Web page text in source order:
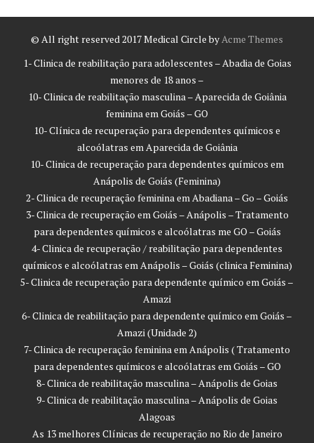
© All right reserved 2017Medical Circle byAcme Themes
1- Clinica de reabilitação para adolescentes – Abadia de Goias
menores de 18 anos –
10- Clinica de reabilitação masculina – Aparecida de Goiânia
feminina em Goiás – GO
10- Clínica de recuperação para dependentes químicos e
alcoólatras em Aparecida de Goiânia
10- Clinica de recuperação para dependentes químicos em
Anápolis de Goiás (Feminina)
2- Clinica de recuperação feminina em Abadiana – Go – Goiás
3- Clinica de recuperação em Goiás – Anápolis – Tratamento
para dependentes químicos e alcoólatras me GO – Goiás
4- Clinica de recuperação / reabilitação para dependentes
químicos e alcoólatras em Anápolis – Goiás (clinica Feminina)
5- Clinica de recuperação para dependente químico em Goiás –
Amazi
6- Clinica de reabilitação para dependente químico em Goiás –
Amazi (Unidade 2)
7- Clinica de recuperação feminina em Anápolis ( Tratamento
para dependentes químicos e alcoólatras em Goiás – GO
8- Clinica de reabilitação masculina – Anápolis de Goias
9- Clinica de reabilitação masculina – Anápolis de Goias
Alagoas
As 13 melhores Clínicas de recuperação no Rio de Janeiro